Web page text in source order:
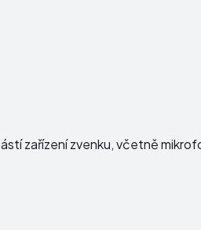
zařízení zvenku, včetně